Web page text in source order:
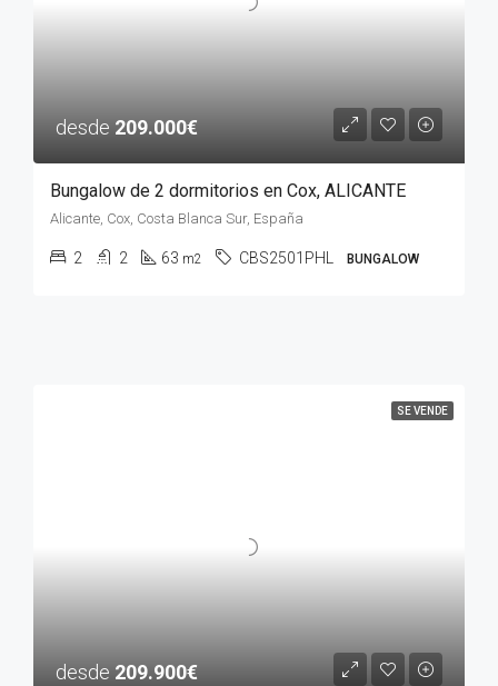
desde 209.000€
Bungalow de 2 dormitorios en Cox, ALICANTE
Alicante, Cox, Costa Blanca Sur, España
2 2 63 m2 CBS2501PHL BUNGALOW
SE VENDE
desde 209.900€